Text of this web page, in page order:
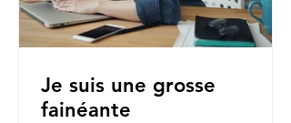
Je suis une grosse
fainéante